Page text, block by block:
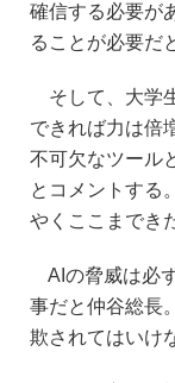
確信する必要が
ることが必要だ
そして、大学
できれば力は倍
不可欠なツール
とコメントする
やくここまでき
AIの脅威は必
事だと仲谷総長
欺されてはいけ